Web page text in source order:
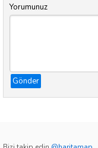
Yorumunuz
Gönder